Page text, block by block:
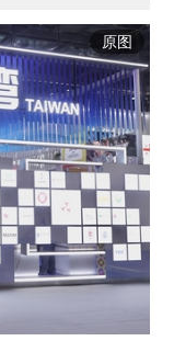
原图